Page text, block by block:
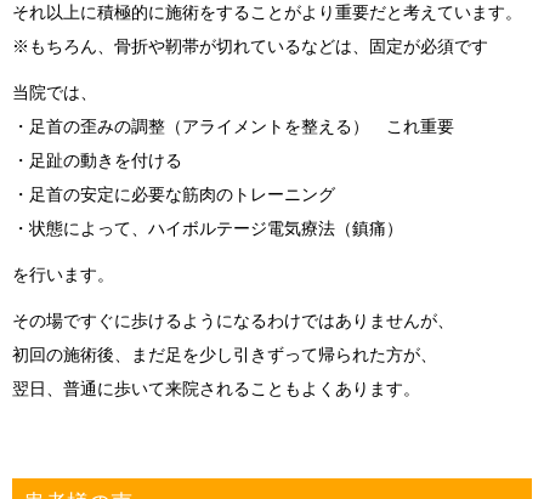
それ以上に積極的に施術をすることがより重要だと考えています。
※もちろん、骨折や靭帯が切れているなどは、固定が必須です
当院では、
・足首の歪みの調整（アライメントを整える） これ重要
・足趾の動きを付ける
・足首の安定に必要な筋肉のトレーニング
・状態によって、ハイボルテージ電気療法（鎮痛）
を行います。
その場ですぐに歩けるようになるわけではありませんが、
初回の施術後、まだ足を少し引きずって帰られた方が、
翌日、普通に歩いて来院されることもよくあります。